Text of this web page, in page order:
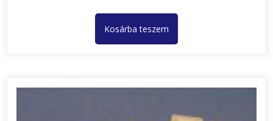
Kosárba teszem